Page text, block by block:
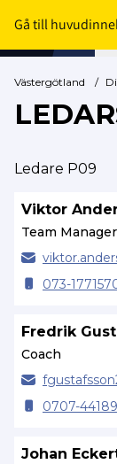
Gå till
Västergötland /
Ledare P09
Viktor
Team Manager
viktor.
073-
Fredrik
Coach
0707-
Johan